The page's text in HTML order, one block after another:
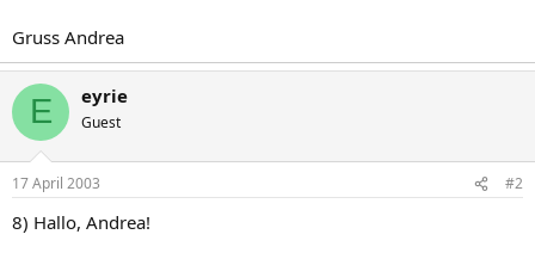
Gruss Andrea
E eyrie
Guest
17 April 2003 #2
8) Hallo, Andrea!